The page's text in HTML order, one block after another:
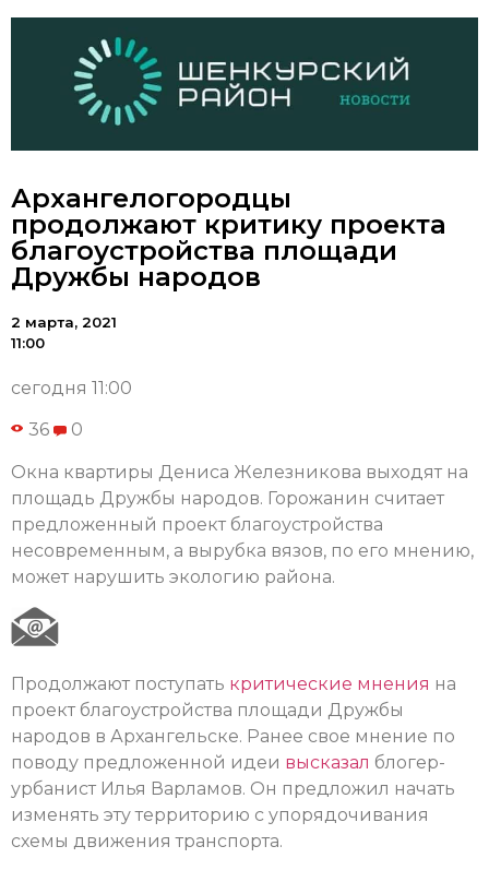
Архангелогородцы
продолжают критику проекта
благоустройства площади
Дружбы народов
2 марта, 2021
11:00
сегодня 11:00
36 0
Окна квартиры Дениса Железникова выходят на
площадь Дружбы народов. Горожанин считает
предложенный проект благоустройства
несовременным, а вырубка вязов, по его мнению,
может нарушить экологию района.
Продолжают поступать критические мнения на
проект благоустройства площади Дружбы
народов в Архангельске. Ранее свое мнение по
поводу предложенной идеи высказал блогер-
урбанист Илья Варламов. Он предложил начать
изменять эту территорию с упорядочивания
схемы движения транспорта.